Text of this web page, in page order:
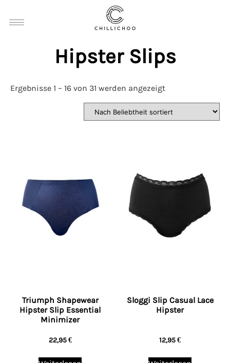
Hipster Slips
Ergebnisse 1 – 16 von 31 werden angezeigt
Triumph Shapewear
Hipster Slip Essential
Minimizer
22,95€
Sloggi Slip Casual Lace
Hipster
12,95€